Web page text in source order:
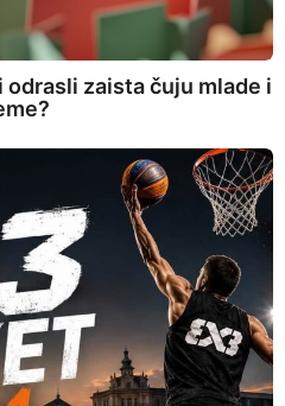
zaista čuju mlade i